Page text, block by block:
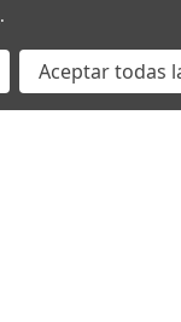
.
Aceptar todas